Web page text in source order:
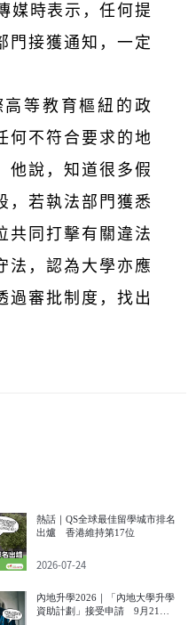
媒時表示，任何提
門接獲通知，一定
等教育樞紐的政
何不符合要求的地
他說，知道很多假
，若執法部門獲悉
共同打擊有關違法
法，認為大學亦應
過審批制度，找出
熱話｜QS全球最佳留學城市排名
出爐 香港維持第17位
2026-07-24
內地升學2026｜「內地大學升學
資助計劃」接受申請 9月21日